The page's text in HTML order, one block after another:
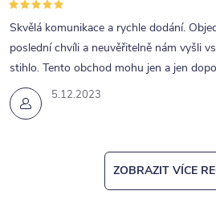
5.12.2023
Skvělá komunikace a rychle dodání.
poslední chvíli a neuvěřitelně nám vyšli
stihlo. Tento obchod mohu jen a jen
ZOBRAZIT VÍCE